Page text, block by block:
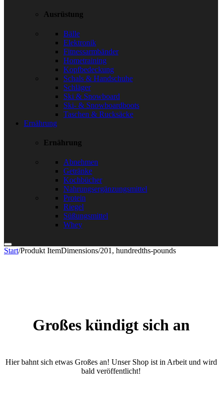
Ausrüstung
Bälle
Elektronik
Fitnessarmbänder
Hometraining
Kopfbedeckung
Schals & Handschuhe
Schläger
Ski & Snowboard
Ski- & Snowboardboots
Taschen & Rucksäcke
Ernährung
Ernährung
Abnehmen
Getränke
Kochbücher
Nahrungsergänzungsmittel
Protein
Riegel
Süßungsmittel
Whey
Start/Produkt ItemDimensions/201, hundredths-pounds
Großes kündigt sich an
Hier bahnt sich etwas Großes an! Unser Shop ist in Arbeit und wird
bald veröffentlicht!